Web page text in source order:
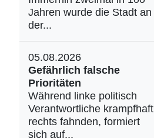
Jahren wurde die Stadt an
der...
05.08.2026
Gefährlich falsche
Prioritäten
Während linke politisch
Verantwortliche krampfhaft
rechts fahnden, formiert
sich auf...